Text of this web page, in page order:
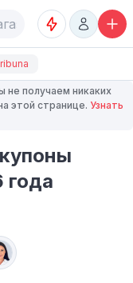
не получаем никаких
этой странице. Узнать
года